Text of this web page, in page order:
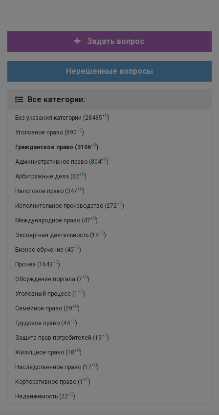
Задать вопрос
Нерешенные вопросы
Все категории:
Без указания категории (28485+0)
Уголовное право (690+0)
Гражданское право (3106+0)
Административное право (804+0)
Арбитражные дела (62+0)
Налоговое право (347+0)
Исполнительное производство (272+0)
Международное право (47+0)
Экспертная деятельность (14+0)
Бизнес обучение (45+0)
Прочее (1643+0)
Обсуждение портала (7+0)
Уголовный процесс (1 +0)
Семейное право (29+0)
Трудовое право (44+0)
Защита прав потребителей (19+0)
Жилищное право (18+0)
Наследственное право (17+0)
Корпоративное право (1 +0)
Недвижимость (22+0)